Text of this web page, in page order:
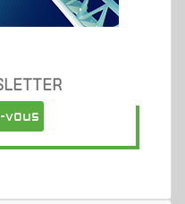
vous